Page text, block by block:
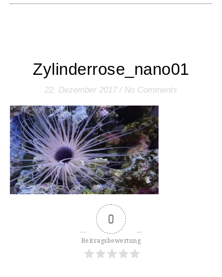
Zylinderrose_nano01
22. Dezember 2017 / No Comments
0
Beitragsbewertung